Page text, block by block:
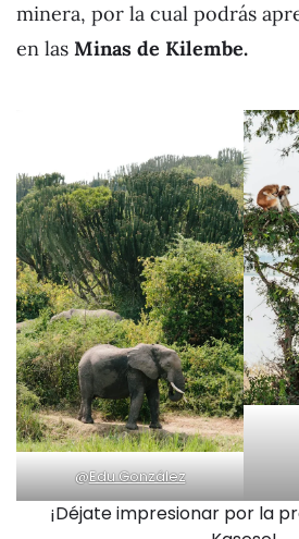
minera, por la cual podrás
en las Minas de Kilembe.
@Edu González
¡Déjate impresionar por la